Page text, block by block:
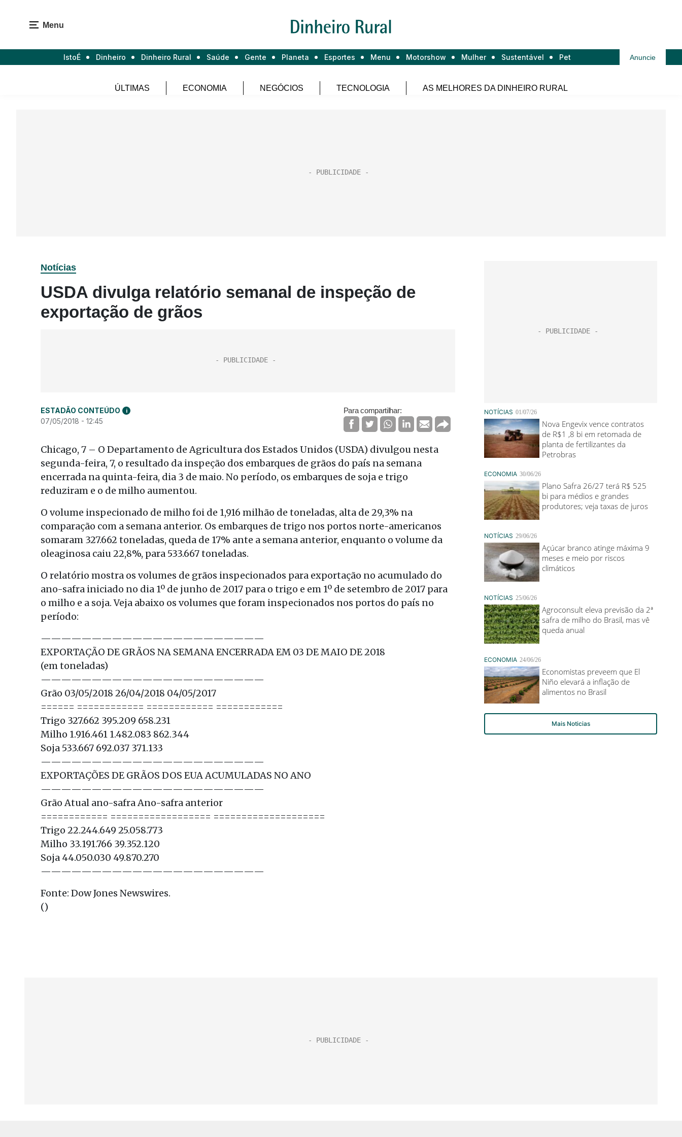
Menu
IstoÉ Dinheiro Dinheiro Rural Saúde Gente Planeta Esportes Menu Motorshow Mulher Sustentável Pet Anuncie
ÚLTIMAS ECONOMIA NEGÓCIOS TECNOLOGIA AS MELHORES DA DINHEIRO RURAL
Notícias
USDA divulga relatório semanal de inspeção de
exportação de grãos
ESTADÃO CONTEÚDO i
07/05/2018 - 12:45
Para compartilhar:
Chicago, 7 – O Departamento de Agricultura dos Estados Unidos (USDA) divulgou nesta
segunda-feira, 7, o resultado da inspeção dos embarques de grãos do país na semana
encerrada na quinta-feira, dia 3 de maio. No período, os embarques de soja e trigo
reduziram e o de milho aumentou.
O volume inspecionado de milho foi de 1,916 milhão de toneladas, alta de 29,3% na
comparação com a semana anterior. Os embarques de trigo nos portos norte-americanos
somaram 327.662 toneladas, queda de 17% ante a semana anterior, enquanto o volume da
oleaginosa caiu 22,8%, para 533.667 toneladas.
O relatório mostra os volumes de grãos inspecionados para exportação no acumulado do
ano-safra iniciado no dia 1º de junho de 2017 para o trigo e em 1º de setembro de 2017 para
o milho e a soja. Veja abaixo os volumes que foram inspecionados nos portos do país no
período:
——————————————————————
EXPORTAÇÃO DE GRÃOS NA SEMANA ENCERRADA EM 03 DE MAIO DE 2018
(em toneladas)
——————————————————————
Grão 03/05/2018 26/04/2018 04/05/2017
====== ============ ============ ============
Trigo 327.662 395.209 658.231
Milho 1.916.461 1.482.083 862.344
Soja 533.667 692.037 371.133
——————————————————————
EXPORTAÇÕES DE GRÃOS DOS EUA ACUMULADAS NO ANO
——————————————————————
Grão Atual ano-safra Ano-safra anterior
============ ================== ====================
Trigo 22.244.649 25.058.773
Milho 33.191.766 39.352.120
Soja 44.050.030 49.870.270
——————————————————————
Fonte: Dow Jones Newswires.
()